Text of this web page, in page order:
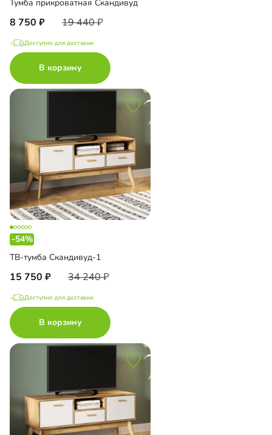
Тумба прикроватная Скандивуд
8 750 19 440
Доступно для доставки
В корзину
-54%
ТВ-тумба Скандивуд-1
15 750 34 240
Доступно для доставки
В корзину